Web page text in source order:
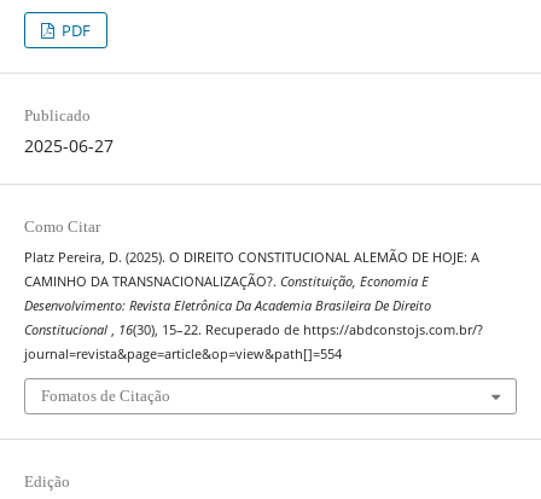
PDF
Publicado
2025-06-27
Como Citar
Platz Pereira, D. (2025). O DIREITO CONSTITUCIONAL ALEMÃO DE HOJE: A
CAMINHO DA TRANSNACIONALIZAÇÃO?. Constituição, Economia E
Desenvolvimento: Revista Eletrônica Da Academia Brasileira De Direito
Constitucional
16(30), 15–22. Recuperado de https://abdconstojs.com.br/?
journal=revista&page=article&op=view&path[]=554
Fomatos de Citação
Edição